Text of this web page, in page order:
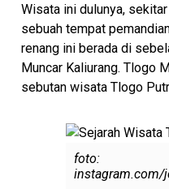
Wisata ini dulunya,
sebuah tempat
renang ini berada di
Muncar Kaliurang. Tlogo
sebutan wisata Tlogo
foto:
instagram.com/